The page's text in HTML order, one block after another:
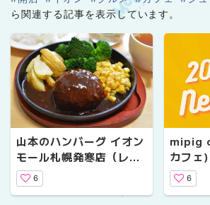
ら関連する記事を表示しています。
山本のハンバーグ イオン
モール札幌発寒店（レス
トラン/札幌市西区）
6
mipig
カフェ
幌発寒
西区）
6